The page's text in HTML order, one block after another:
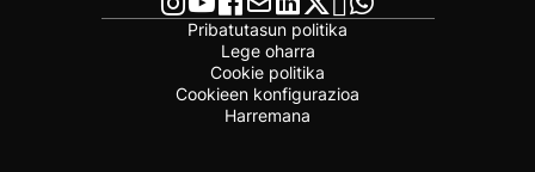
Pribatutasun politika
Lege oharra
Cookie politika
Cookieen konfigurazioa
Harremana